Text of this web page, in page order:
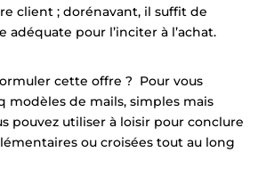
client ; dorénavant, il suffit de
adéquate pour l’inciter à l’achat.
cette offre ? Pour vous
modèles de mails, simples mais
pouvez utiliser à loisir pour conclure
ou croisées tout au long